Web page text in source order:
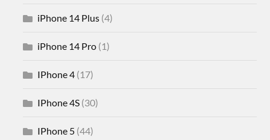
iPhone 14 Plus (4)
iPhone 14 Pro (1)
IPhone 4 (17)
IPhone 4S (30)
IPhone 5 (44)